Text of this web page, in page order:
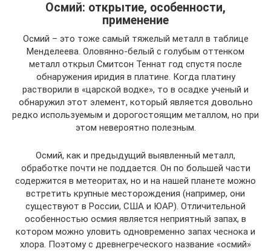
Осмий: открытие, особенности,
применение
Осмий – это тоже самый тяжелый металл в таблице
Менделеева. Оловянно-белый с голубым оттенком
металл открыл Смитсон Теннат год спустя после
обнаружения иридия в платине. Когда платину
растворили в «царской водке», то в осадке ученый и
обнаружил этот элемент, который является довольно
редко используемым и дорогостоящим металлом, но при
этом невероятно полезным.
Осмий, как и предыдущий выявленный металл,
обработке почти не поддается. Он по большей части
содержится в метеоритах, но и на нашей планете можно
встретить крупные месторождения (например, они
существуют в России, США и ЮАР). Отличительной
особенностью осмия является неприятный запах, в
котором можно уловить одновременно запах чеснока и
хлора. Поэтому с древнегреческого название «осмий»